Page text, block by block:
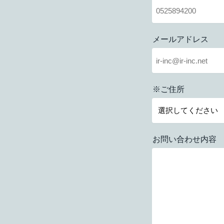
メールアドレス
※ご住所
お問い合わせ内容